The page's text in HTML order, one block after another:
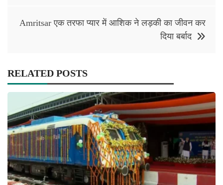
Amritsar एक तरफा प्यार में आशिक ने लड़की का जीवन कर
दिया बर्बाद
RELATED POSTS